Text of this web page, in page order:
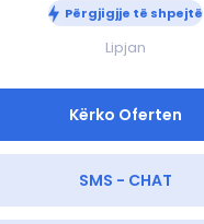
Përgjigjje të shpejtë
Lipjan
Kërko Oferten
SMS - CHAT